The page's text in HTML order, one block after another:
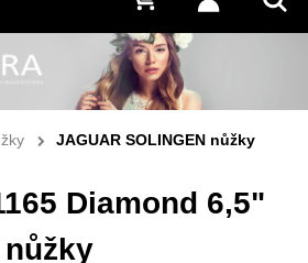
Přihlásit
0 Kč
JAGUAR SOLINGEN nůžky
Diamond 6,5"